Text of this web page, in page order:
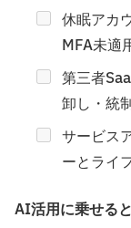
休眠アカ
MFA未適
第三者
卸し・統
サービス
ーとライ
AI活用に乗せる